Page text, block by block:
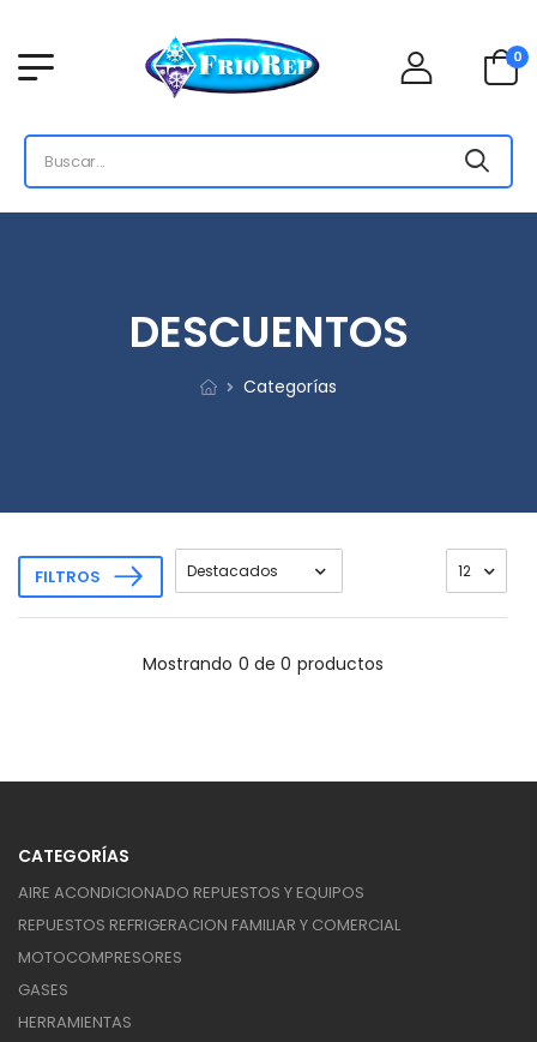
0
DESCUENTOS
Categorías
FILTROS
Mostrando 0 de 0 productos
CATEGORÍAS
AIRE ACONDICIONADO REPUESTOS Y EQUIPOS
REPUESTOS REFRIGERACION FAMILIAR Y COMERCIAL
MOTOCOMPRESORES
GASES
HERRAMIENTAS